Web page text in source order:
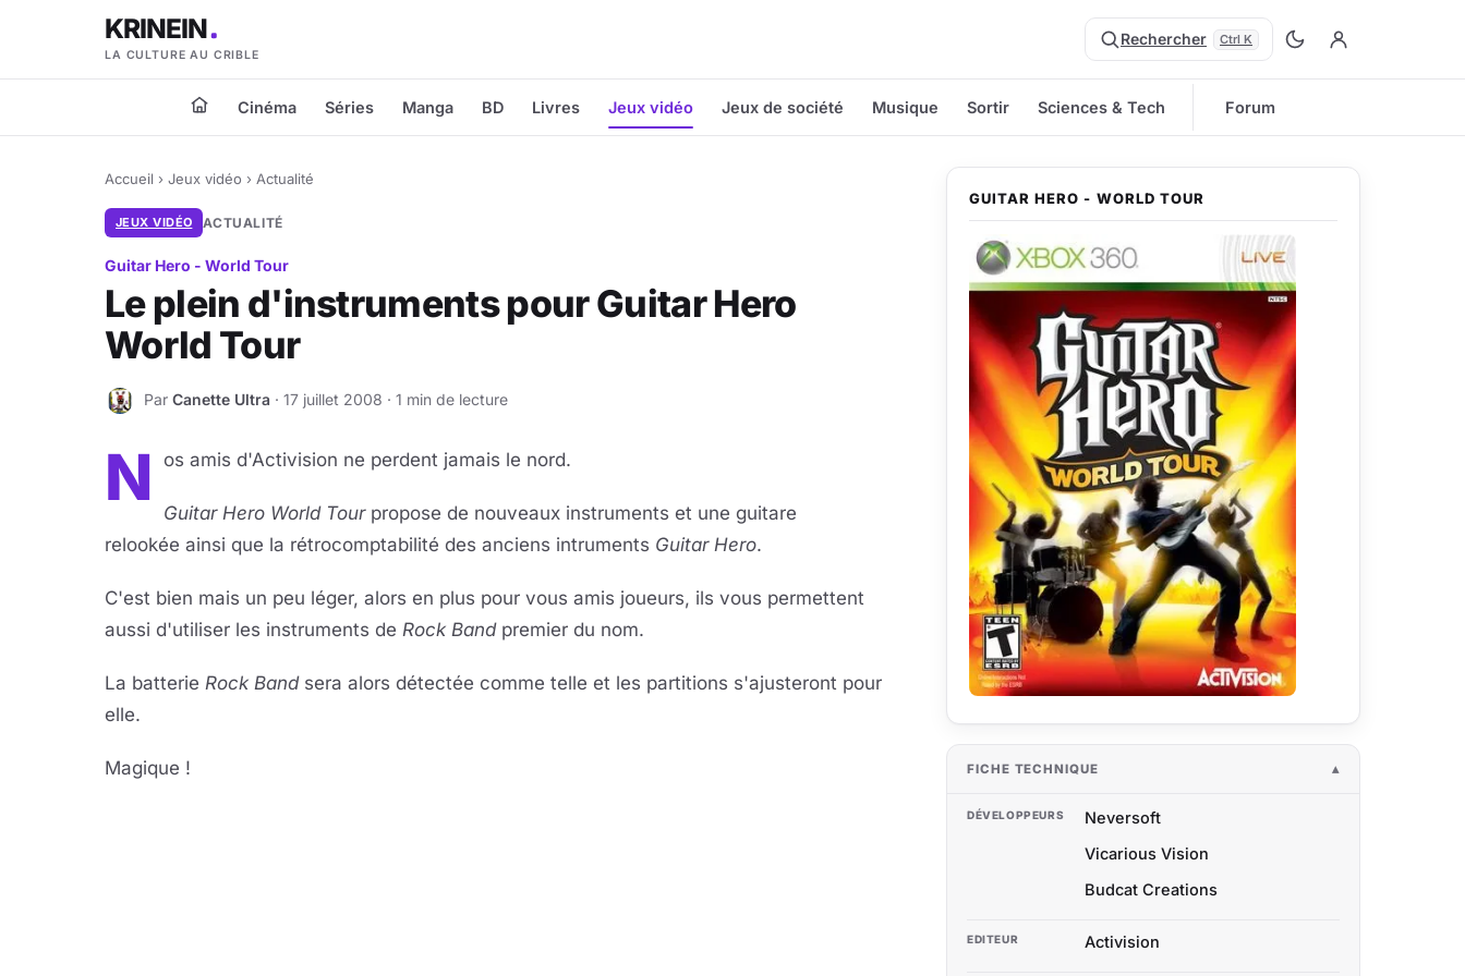
KRINEIN
LA CULTURE AU CRIBLE
Rechercher Ctrl K
Cinéma Séries Manga BD Livres Jeux vidéo Jeux de société Musique Sortir Sciences & Tech Forum
Accueil › Jeux vidéo › Actualité
JEUX VIDÉO ACTUALITÉ
Guitar Hero - World Tour
Le plein d'instruments pour Guitar Hero
World Tour
C Par Canette Ultra · 17 juillet 2008 · 1 min de lecture
N os amis d'Activision ne perdent jamais le nord.
Guitar Hero World Tourpropose de nouveaux instruments et une guitare
relookée ainsi que la rétrocomptabilité des anciens intruments Guitar Hero.
C'est bien mais un peu léger, alors en plus pour vous amis joueurs, ils vous permettent
aussi d'utiliser les instruments de Rock Bandpremier du nom.
La batterie Rock Bandsera alors détectée comme telle et les partitions s'ajusteront pour
elle.
Magique !
GUITAR HERO - WORLD TOUR
FICHE TECHNIQUE
DÉVELOPPEURS
Neversoft
Vicarious Vision
Budcat Creations
EDITEUR Activision